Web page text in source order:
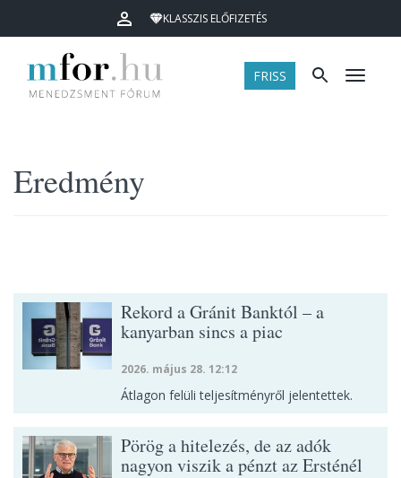
KLASSZIS ELŐFIZETÉS
FRISS Menü
Eredmény
Rekord a Gránit Banktól – a
kanyarban sincs a piac
2026. május 28. 12:12
Átlagon felüli teljesítményről jelentettek.
Pörög a hitelezés, de az adók
nagyon viszik a pénzt az Ersténél